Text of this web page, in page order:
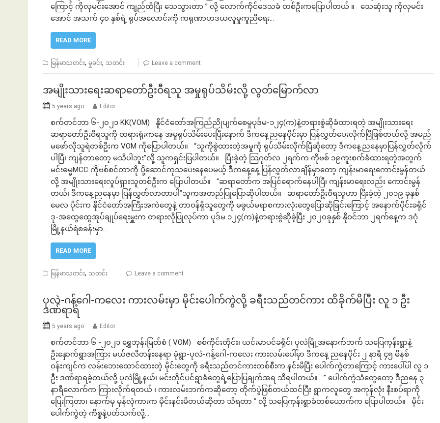
ကြောင့် ကိုလှမင်းအောင် ကျည်ထိပြီး သေသွားတာ ” လို့ လောက်ကိုင်ဒေသခံ တစ်ဦးကပြောပါတယ် ။ သေဆုံးသူ ကိုလှမင်း
အောင် အသက် ၄၀ နှစ်ရဲ့ ရုပ်အလောင်းကို ကရုဏာဟဒယလူမှုကူညီရေး…
READ MORE
မြန်မာသတင်း, မှုခင်း, သတင်း Leave a comment
အမျိုးသားရေးဆရာတော်ဦးဝီရသူ အမှုရုပ်သိမ်းလို့ လွတ်မြောက်လာ
5 years ago Editor
စက်တင်ဘာ ၆-၂၀၂၁ KK(VOM) နိူင်ငံတော်အကြည်ညိုပျက်စေမှုပုဒ်မ-၁၂၄(က)နဲ့တရားစွဲဆိုခံထားရတဲ့ အမျိုးသားရေး
ဆရာတော်ဦးဝီရသူကို တရားရုံးကနေ အမှုရုပ်သိမ်းပေးပြီးနောက် ဒီကနေ့ညနေပိုင်းမှာ ပြန်လွှတ်ပေးလိုက်ပြီဖြစ်တယ်လို့ အမည်
မဖော်လိုသူရဲတစ်ဦးက VOM ကိုပြောပါတယ်။ “သူကိုစွဲထားတဲ့အမှုကို ရုပ်သိမ်းလိုက်ပြီဆိုတော့ ဒီကနေ့ညနေမှာပြန်လွှတ်လိုက်
ပါပြီ၊ ကျန်တာတော့ မသိပါဘူး”လို့ သူကရှင်းပြပါတယ်။ ပြီးခဲ့တဲ့ သြဂုတ်လ ၂ရက်က ကိုဗစ် ၁၉ကူးစက်ခံထားရတဲ့အတွက်
မင်းဓမ္မMCC ကိုဗစ်စင်တာကို ပို့ဆောင်ကုသပေးနေပေမယ့် ဒီကနေ့နေ့ ပြန်လွှတ်လာချိန်မှာတော့ ကျန်းမာရေးကောင်းမွန်တယ်
လို့ အမျိုးသားရေးလှုပ်ရှားသူတစ်ဦးက ပြောပါတယ်။ “ဆရာတော်က အပြင်ရောက်နေပါပြီ၊ ကျန်းမာရေးလည်း ကောင်းမွန်
တယ်၊ ဒီကနေ့ညနေမှာ ပြန်လွှတ်လာတာပါ”သူကအတည်ပြုပြောဆိုပါတယ်။ ဆရာတော်ဦးဝီရသူဟာ ပြီးခဲ့တဲ့ ၂၀၁၉ ခုနှစ်
မေလ ပိုင်းက နိုင်ငံတော်အကြီးအကဲတွေနဲ့ တာဝန်ရှိသူတွေကို မဖွယ်မရာစကားလုံးတွေပြောဆိုခြင်းကြောင့် အနောက်ပိုင်းခရိုင်
ဒု-အထွေထွေအုပ်ချုပ်ရေးမှူးက တရားလိုပြုလုပ်ကာ ပုဒ်မ ၁၂၄(က)နဲ့တရားစွဲဆိုခဲ့ပြီး ၂၀၂၀ခုနှစ် နိုဝင်ဘာ ၂ရက်နေ့က ဒဂုံ
မြို့နယ်ရဲစခန်းမှာ…
READ MORE
မြန်မာသတင်း, သတင်း Leave a comment
ပုလဲ-ဂန့်ဂေါ-ကလေး ကားလမ်းမှာ မိုင်းပေါက်ကွဲလို့ ခရီးသည်တင်ကား ထိခိုက်မိပြီး လူ ၁ ဦး
ဒဏ်ရာရ
5 years ago Editor
စက်တင်ဘာ ၆ -၂၀၂၁ ရွှေဘုန်းမြတ်စံ ( VOM) စစ်ကိုင်းတိုင်း၊ ယင်းမာပင်ခရိုင်၊ ပုလဲမြို့အနောက်ဘက် သပြေကုန်းရွာနဲ့
ဦးနှောက်ရွာအကြား မယ်ဇလီတန်းနေရာ မုံရွာ-ပုလဲ-ဂန့်ဂေါ-ကလေး ကားလမ်းပေါ်မှာ ဒီကနေ့ ညနေပိုင်း ၂ နာရီ ၄၅ မိနစ်
ဝန်းကျင်က လမ်းဘေးထောင်ထားတဲ့ မိုင်းတွေကို ခရီးသည်တင်ကားတစ်စီးက နင်းမိပြီး ပေါက်ကွဲတာကြောင့် ကားပေါ်ပါ လူ ၁
ဦး ဒဏ်ရာရခဲ့တယ်လို့ ပုလဲမြို့နယ်၊ မင်းတိုင်ပင်ရွာခံတွေရဲ့ပြောပြချက်အရ သိရပါတယ်။ ” ပေါက်ကွဲသံတွေတော့ ဒီညနေ ၃
နာရီလောက်က ကြားလိုက်ရတယ် ၊ ကားလမ်းဘက်ကဆိုတော့ တိုက်ပွဲဖြစ်တယ်ထင်ပြီး ရွာကလူတွေ အကုန်လုံး နီးစပ်ရာကို
ပြေးကြတာ၊ နောက်မှ မှန်လုံကားက မိုင်းနင်းမိတယ်ဆိုတာ သိရတာ ” လို့ သပြေကုန်းရွာခံတစ်ယောက်က ပြောပါတယ်။ မိုင်း
ပေါက်ကွဲတဲ့ ကိစ္စနဲ့ပတ်သက်လို့…